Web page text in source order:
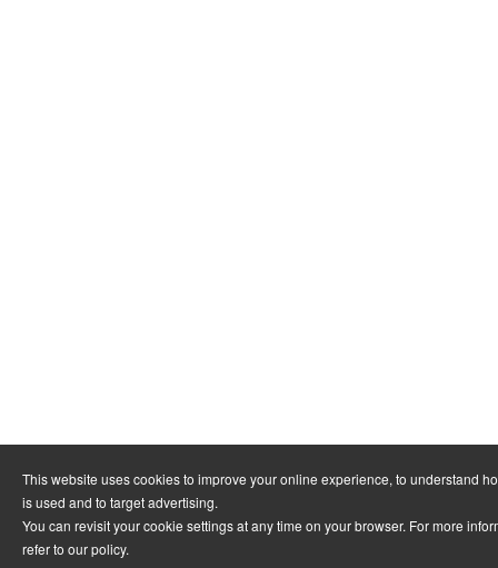
This website uses cookies to improve your online experience, to understand
is used and to target advertising.
You can revisit your cookie settings at any time on your browser. For more
refer to our policy.